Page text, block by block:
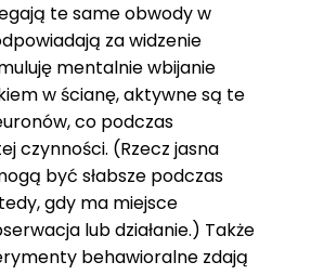
te same obwody w
za widzenie
mentalnie wbijanie
w ścianę, aktywne są te
co podczas
czynności. (Rzecz jasna
być słabsze podczas
gdy ma miejsce
lub działanie.) Także
behawioralne zdają